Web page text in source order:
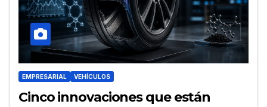
EMPRESARIAL VEHÍCULOS
Cinco innovaciones que están